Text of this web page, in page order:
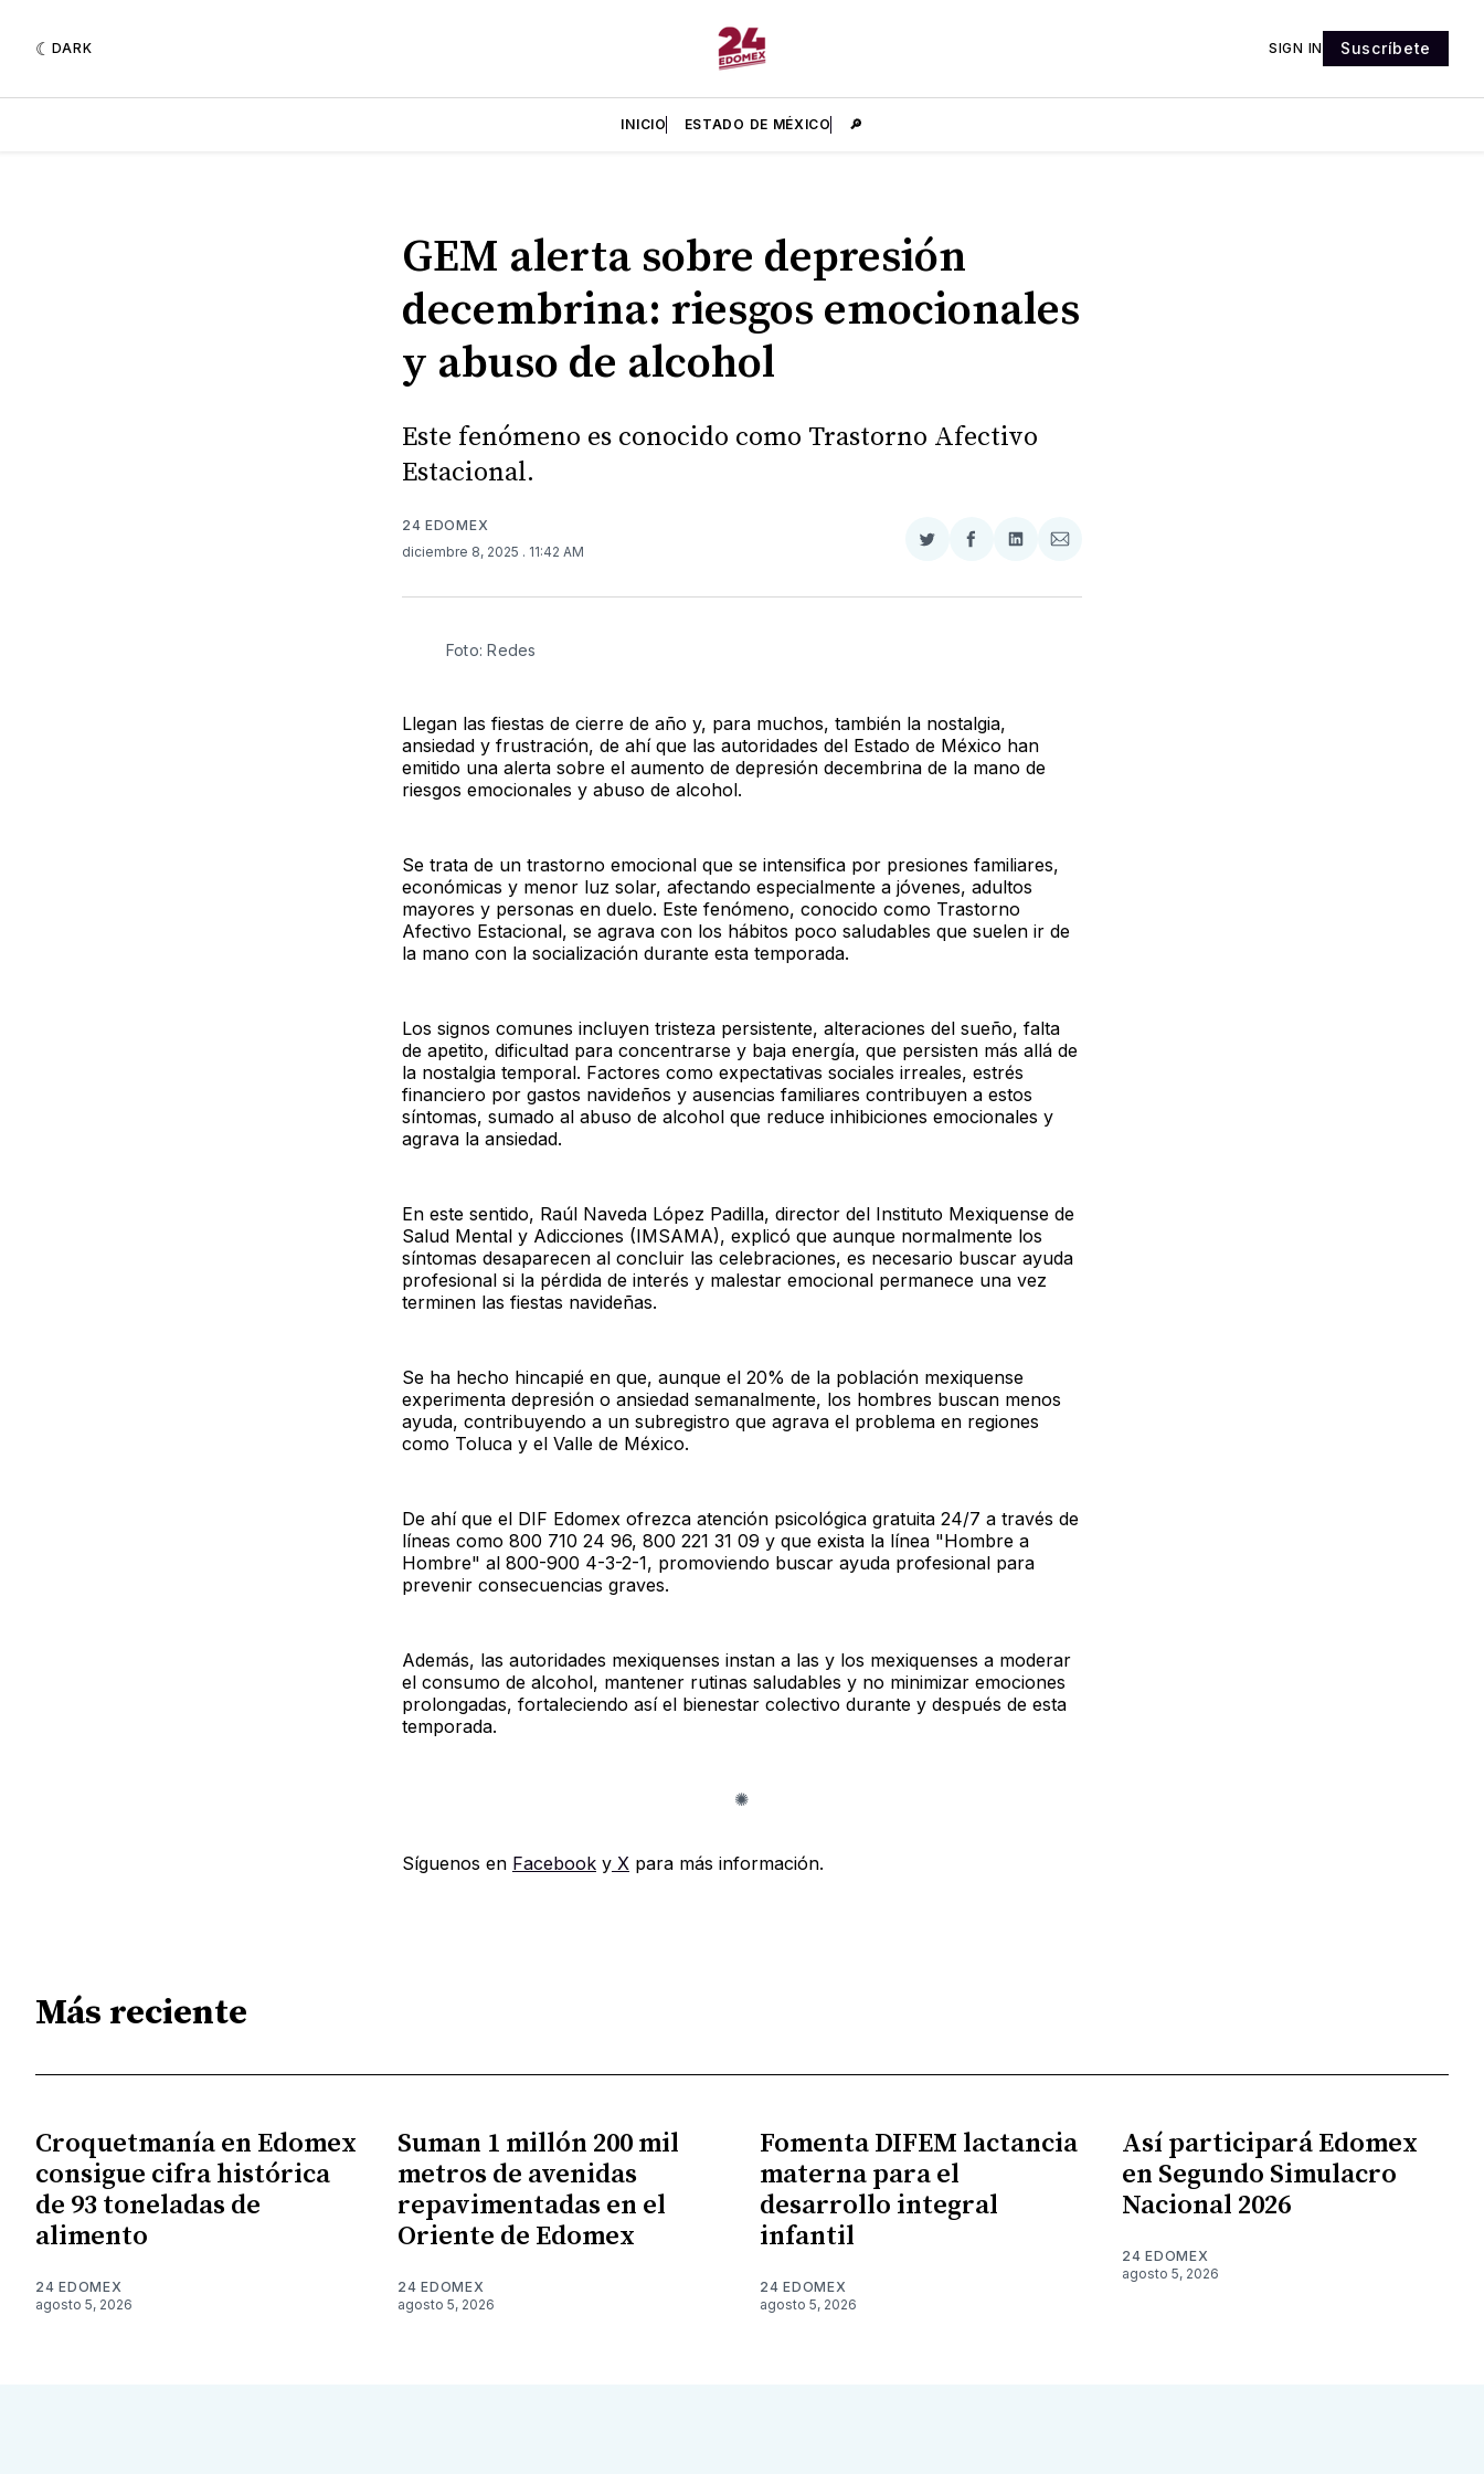
DARK SIGN IN Suscríbete
INICIO ESTADO DE MÉXICO 🔎
GEM alerta sobre depresión
decembrina: riesgos emocionales
y abuso de alcohol
Este fenómeno es conocido como Trastorno Afectivo
Estacional.
24 EDOMEX
diciembre 8, 2025 . 11:42 AM
Compartir
Twitter
Compartir
Facebook
Compartir
LinkedIn
Compartir
Email
Foto: Redes
Llegan las fiestas de cierre de año y, para muchos, también la nostalgia,
ansiedad y frustración, de ahí que las autoridades del Estado de México han
emitido una alerta sobre el aumento de depresión decembrina de la mano de
riesgos emocionales y abuso de alcohol.
Se trata de un trastorno emocional que se intensifica por presiones familiares,
económicas y menor luz solar, afectando especialmente a jóvenes, adultos
mayores y personas en duelo. Este fenómeno, conocido como Trastorno
Afectivo Estacional, se agrava con los hábitos poco saludables que suelen ir de
la mano con la socialización durante esta temporada.
Los signos comunes incluyen tristeza persistente, alteraciones del sueño, falta
de apetito, dificultad para concentrarse y baja energía, que persisten más allá de
la nostalgia temporal. Factores como expectativas sociales irreales, estrés
financiero por gastos navideños y ausencias familiares contribuyen a estos
síntomas, sumado al abuso de alcohol que reduce inhibiciones emocionales y
agrava la ansiedad.
En este sentido, Raúl Naveda López Padilla, director del Instituto Mexiquense de
Salud Mental y Adicciones (IMSAMA), explicó que aunque normalmente los
síntomas desaparecen al concluir las celebraciones, es necesario buscar ayuda
profesional si la pérdida de interés y malestar emocional permanece una vez
terminen las fiestas navideñas.
Se ha hecho hincapié en que, aunque el 20% de la población mexiquense
experimenta depresión o ansiedad semanalmente, los hombres buscan menos
ayuda, contribuyendo a un subregistro que agrava el problema en regiones
como Toluca y el Valle de México.
De ahí que el DIF Edomex ofrezca atención psicológica gratuita 24/7 a través de
líneas como 800 710 24 96, 800 221 31 09 y que exista la línea "Hombre a
Hombre" al 800-900 4-3-2-1, promoviendo buscar ayuda profesional para
prevenir consecuencias graves.
Además, las autoridades mexiquenses instan a las y los mexiquenses a moderar
el consumo de alcohol, mantener rutinas saludables y no minimizar emociones
prolongadas, fortaleciendo así el bienestar colectivo durante y después de esta
temporada.
Síguenos en FacebookyX para más información.
Más reciente
Croquetmanía en Edomex
consigue cifra histórica
de 93 toneladas de
alimento
24 EDOMEX
agosto 5, 2026
Suman 1 millón 200 mil
metros de avenidas
repavimentadas en el
Oriente de Edomex
24 EDOMEX
agosto 5, 2026
Fomenta DIFEM lactancia
materna para el
desarrollo integral
infantil
24 EDOMEX
agosto 5, 2026
Así participará Edomex
en Segundo Simulacro
Nacional 2026
24 EDOMEX
agosto 5, 2026